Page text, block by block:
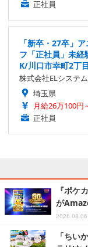
正社員
「新卒・27卒」
フ「正社員」未
K/川口市幸町2丁目
株式会社ELシステム
埼玉県
月給26万100円
正社員
『ポケ
が
「ちい